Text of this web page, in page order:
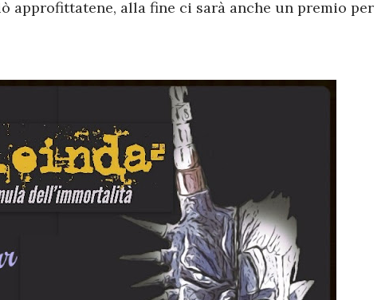
approfittatene, alla fine ci sarà anche un premio per